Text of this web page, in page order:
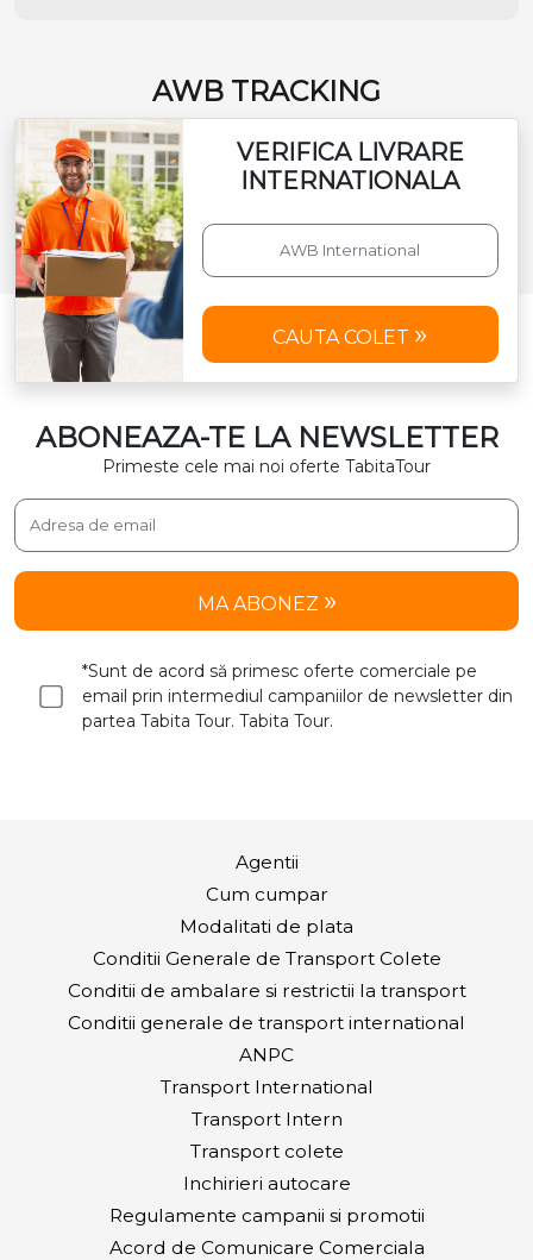
AWB TRACKING
VERIFICA LIVRARE
INTERNATIONALA
CAUTA COLET
ABONEAZA-TE LA NEWSLETTER
Primeste cele mai noi oferte TabitaTour
MA ABONEZ
*Sunt de acord să primesc oferte comerciale pe
email prin intermediul campaniilor de newsletter din
partea Tabita Tour. Tabita Tour.
Agentii
Cum cumpar
Modalitati de plata
Conditii Generale de Transport Colete
Conditii de ambalare si restrictii la transport
Conditii generale de transport international
ANPC
Transport International
Transport Intern
Transport colete
Inchirieri autocare
Regulamente campanii si promotii
Acord de Comunicare Comerciala